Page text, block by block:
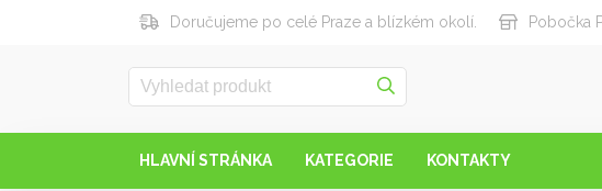
Doručujeme po celé Praze a blízkém okolí. Pobočka
HLAVNÍ STRÁNKA KATEGORIE KONTAKTY